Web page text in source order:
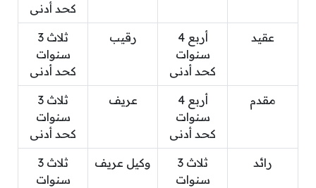
كحد أدنى
عقيد
أربع 4
سنوات
كحد أدنى
رقيب
ثلاث 3
سنوات
كحد أدنى
مقدم
أربع 4
سنوات
كحد أدنى
عريف
ثلاث 3
سنوات
كحد أدنى
رائد
ثلاث 3
سنوات
وكيل عريف
ثلاث 3
سنوات